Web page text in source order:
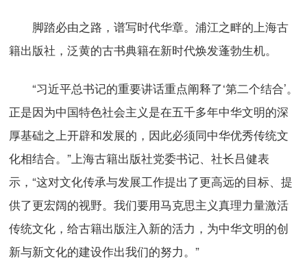
脚踏必由之路，谱写时代华章。浦江之畔的上海古
籍出版社，泛黄的古书典籍在新时代焕发蓬勃生机。
“习近平总书记的重要讲话重点阐释了‘第二个结合’。
正是因为中国特色社会主义是在五千多年中华文明的深
厚基础之上开辟和发展的，因此必须同中华优秀传统文
化相结合。”上海古籍出版社党委书记、社长吕健表
示，“这对文化传承与发展工作提出了更高远的目标、提
供了更宏阔的视野。我们要用马克思主义真理力量激活
传统文化，给古籍出版注入新的活力，为中华文明的创
新与新文化的建设作出我们的努力。”